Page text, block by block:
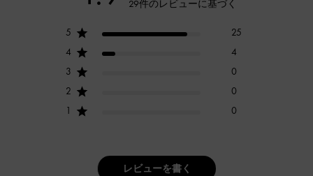
29件のレビューに基づく
5
25
4
4
3
0
2
0
1
0
レビューを書く